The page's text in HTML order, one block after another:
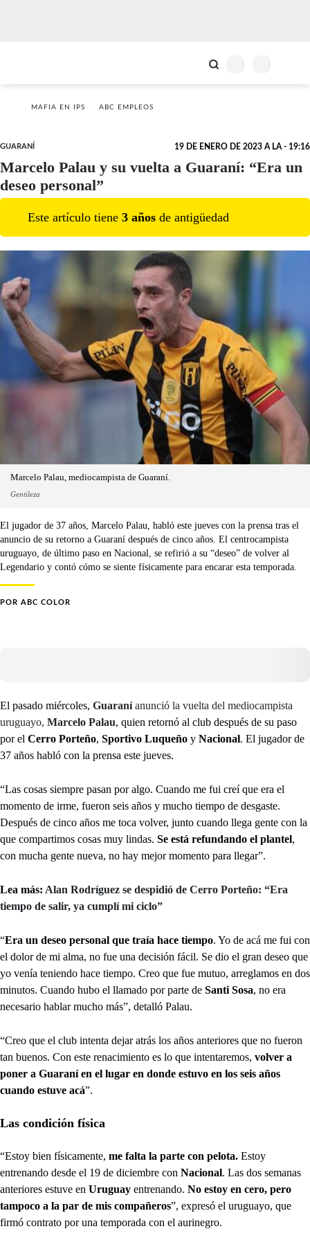
MAFIA EN IPS ABC EMPLEOS
GUARANÍ 19 DE ENERO DE 2023 A LA - 19:16
Marcelo Palau y su vuelta a Guaraní: “Era un
deseo personal”
Este artículo tiene 3 años de antigüedad
Marcelo Palau, mediocampista de Guaraní.
Gentileza
El jugador de 37 años, Marcelo Palau, habló este jueves con la prensa tras el
anuncio de su retorno a Guaraní después de cinco años. El centrocampista
uruguayo, de último paso en Nacional, se refirió a su “deseo” de volver al
Legendario y contó cómo se siente físicamente para encarar esta temporada.
POR ABC COLOR
El pasado miércoles, Guaraníanunció la vuelta del mediocampista
uruguayo, Marcelo Palau, quien retornó al club después de su paso
por el Cerro Porteño, Sportivo Luqueño y Nacional. El jugador de
37 años habló con la prensa este jueves.
“Las cosas siempre pasan por algo. Cuando me fui creí que era el
momento de irme, fueron seis años y mucho tiempo de desgaste.
Después de cinco años me toca volver, junto cuando llega gente con la
que compartimos cosas muy lindas. Se está refundando el plantel,
con mucha gente nueva, no hay mejor momento para llegar”.
Lea más: Alan Rodríguez se despidió de Cerro Porteño: “Era
tiempo de salir, ya cumplí mi ciclo”
“Era un deseo personal que traía hace tiempo. Yo de acá me fui con
el dolor de mi alma, no fue una decisión fácil. Se dio el gran deseo que
yo venía teniendo hace tiempo. Creo que fue mutuo, arreglamos en dos
minutos. Cuando hubo el llamado por parte de Santi Sosa, no era
necesario hablar mucho más”, detalló Palau.
“Creo que el club intenta dejar atrás los años anteriores que no fueron
tan buenos. Con este renacimiento es lo que intentaremos, volver a
poner a Guaraní en el lugar en donde estuvo en los seis años
cuando estuve acá”.
Las condición física
“Estoy bien físicamente, me falta la parte con pelota. Estoy
entrenando desde el 19 de diciembre con Nacional. Las dos semanas
anteriores estuve en Uruguay entrenando. No estoy en cero, pero
tampoco a la par de mis compañeros”, expresó el uruguayo, que
firmó contrato por una temporada con el aurinegro.